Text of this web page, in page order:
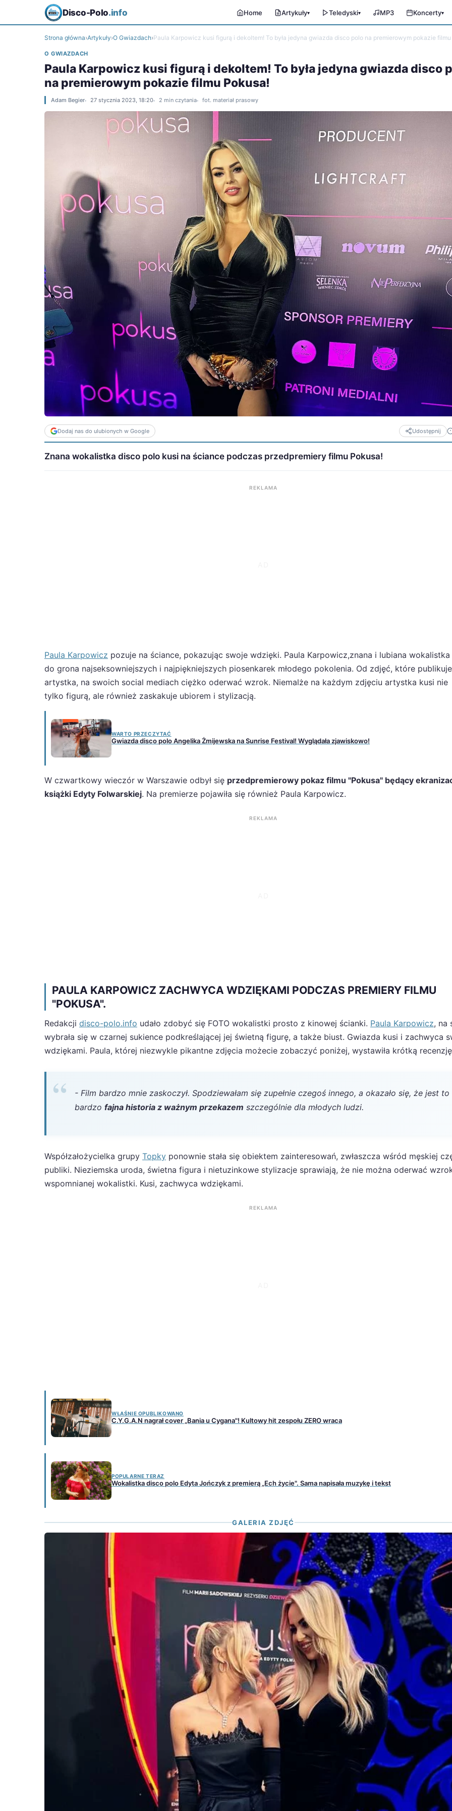
Disco-Polo.info Home Artykuły▾ Teledyski▾ MP3 Koncerty▾
Strona główna›Artykuły›O Gwiazdach›Paula Karpowicz kusi figurą i dekoltem! To była jedyna gwiazda disco polo na premierowym pokazie filmu
O GWIAZDACH
Paula Karpowicz kusi figurą i dekoltem! To była jedyna gwiazda disco
na premierowym pokazie filmu Pokusa!
Adam Begier 27 stycznia 2023, 18:20 2 min czytania fot. materiał prasowy
Dodaj nas do ulubionych w Google Udostępnij
Znana wokalistka disco polo kusi na ściance podczas przedpremiery filmu Pokusa!
REKLAMA
Paula Karpowicz pozuje na ściance, pokazując swoje wdzięki. Paula Karpowicz,znana i lubiana
do grona najseksowniejszych i najpiękniejszych piosenkarek młodego pokolenia. Od zdjęć, które publikuje
artystka, na swoich social mediach ciężko oderwać wzrok. Niemalże na każdym zdjęciu artystka kusi nie
tylko figurą, ale również zaskakuje ubiorem i stylizacją.
WARTO PRZECZYTAĆ
Gwiazda disco polo Angelika Żmijewska na Sunrise Festival! Wyglądała zjawiskowo!
W czwartkowy wieczór w Warszawie odbył się przedpremierowy pokaz filmu "Pokusa" będący
książki Edyty Folwarskiej. Na premierze pojawiła się również Paula Karpowicz.
REKLAMA
PAULA KARPOWICZ ZACHWYCA WDZIĘKAMI PODCZAS PREMIERY FILMU
"POKUSA".
Redakcji disco-polo.info udało zdobyć się FOTO wokalistki prosto z kinowej ścianki. Paula Karpowicz, na
wybrała się w czarnej sukience podkreślającej jej świetną figurę, a także biust. Gwiazda kusi i zachwyca
wdziękami. Paula, której niezwykle pikantne zdjęcia możecie zobaczyć poniżej, wystawiła krótką
- Film bardzo mnie zaskoczył. Spodziewałam się zupełnie czegoś innego, a okazało się, że jest to
bardzo fajna historia z ważnym przekazem szczególnie dla młodych ludzi.
Współzałożycielka grupy Topky ponownie stała się obiektem zainteresowań, zwłaszcza wśród męskiej
publiki. Nieziemska uroda, świetna figura i nietuzinkowe stylizacje sprawiają, że nie można oderwać
wspomnianej wokalistki. Kusi, zachwyca wdziękami.
REKLAMA
WŁAŚNIE OPUBLIKOWANO
C.Y.G.A.N nagrał cover „Bania u Cygana"! Kultowy hit zespołu ZERO wraca
POPULARNE TERAZ
Wokalistka disco polo Edyta Jończyk z premierą „Ech życie". Sama napisała muzykę i tekst
GALERIA ZDJĘĆ